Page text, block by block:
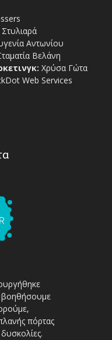
Αντωνίου
Βελάνη
Χρύσα Γώτα
Web Services
βοηθήσουμε
πόρτας